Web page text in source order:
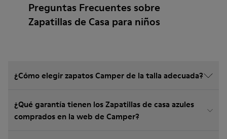
Preguntas Frecuentes sobre
Zapatillas de Casa para niños
¿Cómo elegir zapatos Camper de la talla adecuada?
¿Qué garantía tienen los Zapatillas de casa azules
comprados en la web de Camper?